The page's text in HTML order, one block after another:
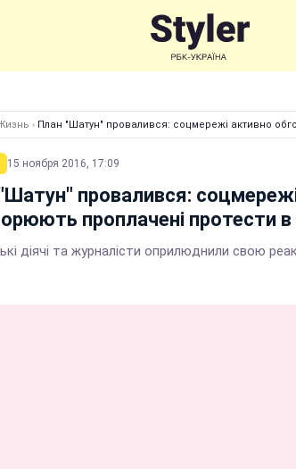
› План "Шатун" провалився: соцмережі активно
15 ноября 2016, 17:09
провалився:
проплачені протести в
діячі та журналісти оприлюднили свою